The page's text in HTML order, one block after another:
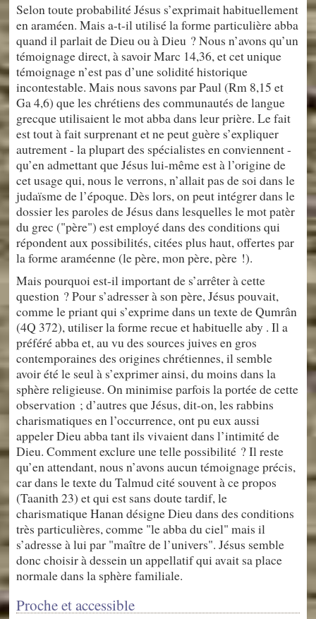
Selon toute probabilité Jésus s’exprimait habituellement
en araméen. Mais a-t-il utilisé la forme particulière abba
quand il parlait de Dieu ou à Dieu ? Nous n’avons qu’un
témoignage direct, à savoir Marc 14,36, et cet unique
témoignage n’est pas d’une solidité historique
incontestable. Mais nous savons par Paul (Rm 8,15 et
Ga 4,6) que les chrétiens des communautés de langue
grecque utilisaient le mot abba dans leur prière. Le fait
est tout à fait surprenant et ne peut guère s’expliquer
autrement - la plupart des spécialistes en conviennent -
qu’en admettant que Jésus lui-même est à l’origine de
cet usage qui, nous le verrons, n’allait pas de soi dans le
judaïsme de l’époque. Dès lors, on peut intégrer dans le
dossier les paroles de Jésus dans lesquelles le mot patèr
du grec ("père") est employé dans des conditions qui
répondent aux possibilités, citées plus haut, offertes par
la forme araméenne (le père, mon père, père !).
Mais pourquoi est-il important de s’arrêter à cette
question ? Pour s’adresser à son père, Jésus pouvait,
comme le priant qui s’exprime dans un texte de Qumrân
(4Q 372), utiliser la forme recue et habituelle aby . Il a
préféré abba et, au vu des sources juives en gros
contemporaines des origines chrétiennes, il semble
avoir été le seul à s’exprimer ainsi, du moins dans la
sphère religieuse. On minimise parfois la portée de cette
observation ; d’autres que Jésus, dit-on, les rabbins
charismatiques en l’occurrence, ont pu eux aussi
appeler Dieu abba tant ils vivaient dans l’intimité de
Dieu. Comment exclure une telle possibilité ? Il reste
qu’en attendant, nous n’avons aucun témoignage précis,
car dans le texte du Talmud cité souvent à ce propos
(Taanith 23) et qui est sans doute tardif, le
charismatique Hanan désigne Dieu dans des conditions
très particulières, comme "le abba du ciel" mais il
s’adresse à lui par "maître de l’univers". Jésus semble
donc choisir à dessein un appellatif qui avait sa place
normale dans la sphère familiale.
Proche et accessible